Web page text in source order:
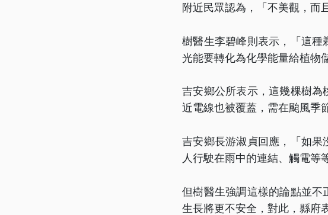
附近民眾認為，「不美觀，而
樹醫生李碧峰則表示，「這
光能要轉化為化學能量給植物
吉安鄉公所表示，這幾棵樹
近電線也被覆蓋，需在颱風季
吉安鄉長游淑貞回應，「如
人行駛在雨中的連結、觸電等
但樹醫生強調這樣的論點並
生長將更不安全，對此，縣府